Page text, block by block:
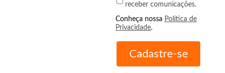
receber comunicações.
Conheça nossa Política de
Privacidade.